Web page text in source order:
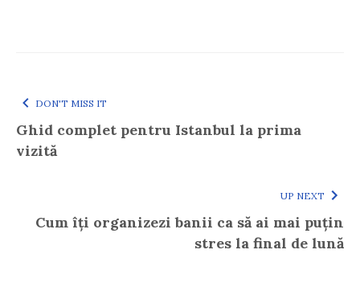
DON'T MISS IT
Ghid complet pentru Istanbul la prima
vizită
UP NEXT
Cum îți organizezi banii ca să ai mai puțin
stres la final de lună